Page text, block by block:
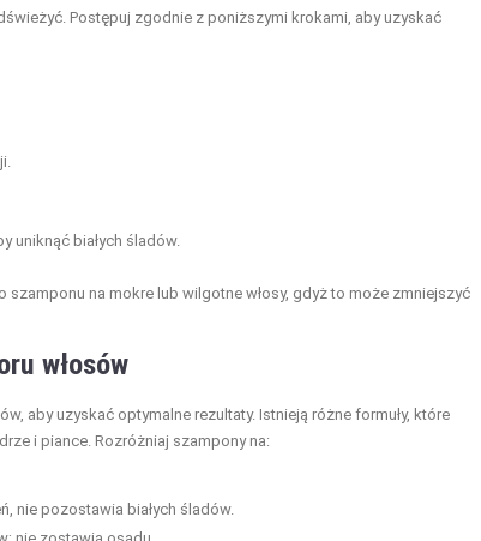
Postępuj zgodnie z poniższymi krokami, aby uzyskać
uniknąć białych śladów.
na mokre lub wilgotne włosy, gdyż to może zmniejszyć
włosów
aby uzyskać optymalne rezultaty. Istnieją różne formuły, które
i piance. Rozróżniaj szampony na:
nie pozostawia białych śladów.